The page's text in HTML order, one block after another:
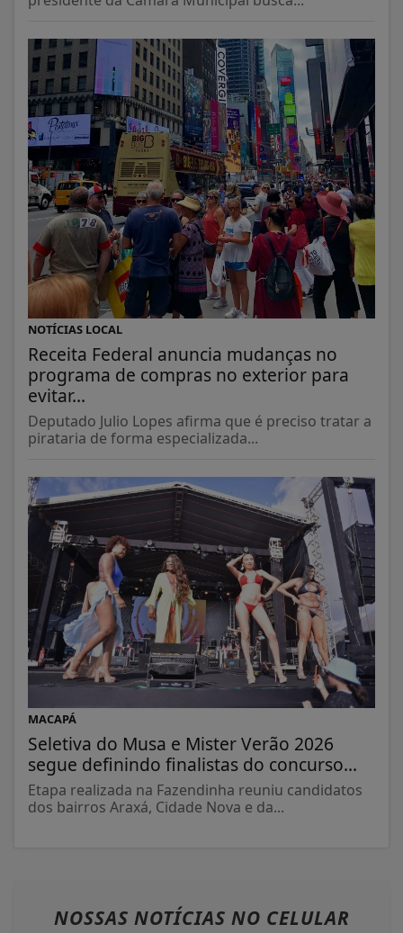
NOTÍCIAS LOCAL
Receita Federal anuncia mudanças no
programa de compras no exterior para
evitar...
Deputado Julio Lopes afirma que é preciso tratar a
pirataria de forma especializada...
MACAPÁ
Seletiva do Musa e Mister Verão 2026
segue definindo finalistas do concurso...
Etapa realizada na Fazendinha reuniu candidatos
dos bairros Araxá, Cidade Nova e da...
NOSSAS NOTÍCIAS NO CELULAR